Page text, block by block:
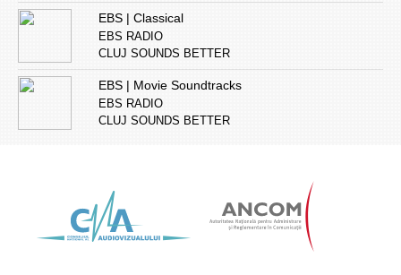
EBS | Classical
EBS RADIO
CLUJ SOUNDS BETTER
EBS | Movie Soundtracks
EBS RADIO
CLUJ SOUNDS BETTER